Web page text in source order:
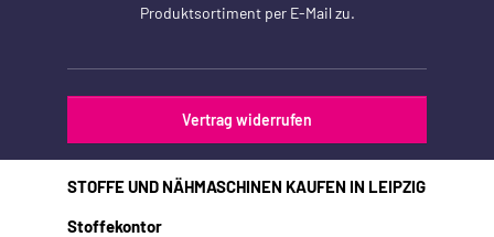
Produktsortiment per E-Mail zu.
Vertrag widerrufen
STOFFE UND NÄHMASCHINEN KAUFEN IN LEIPZIG
Stoffekontor